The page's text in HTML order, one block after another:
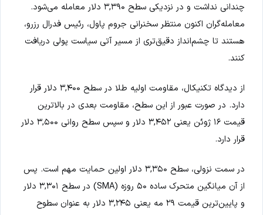
چندانی نداشت و در نزدیکی سطح ۳,۳۹۰ دلار معامله می‌شود.
معامله‌گران اکنون منتظر سخنرانی جروم پاول، رئیس فدرال رزرو،
هستند تا چشم‌انداز دقیق‌تری از مسیر آتی سیاست پولی دریافت
کنند.
از دیدگاه تکنیکال، مقاومت اولیه طلا در سطح ۳,۴۰۰ دلار قرار
دارد. در صورت عبور از این سطح، مقاومت بعدی در بالاترین
قیمت ۱۶ ژوئن یعنی ۳,۴۵۲ دلار و سپس سطح روانی ۳,۵۰۰ دلار
قرار دارد.
در سمت نزولی، سطح ۳,۳۵۰ دلار اولین حمایت مهم است. پس
از آن میانگین متحرک ساده ۵۰ روزه (SMA) در سطح ۳,۳۰۱ دلار
و پایین‌ترین قیمت ۲۹ مه یعنی ۳,۲۴۵ دلار به عنوان سطوح